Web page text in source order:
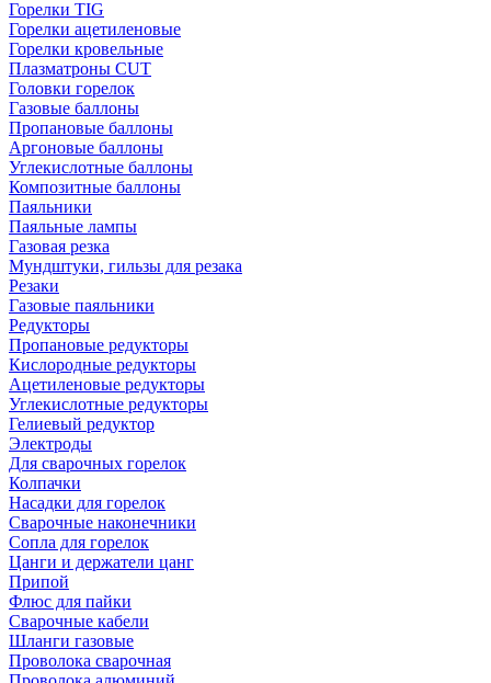
Горелки TIG
Горелки ацетиленовые
Горелки кровельные
Плазматроны CUT
Головки горелок
Газовые баллоны
Пропановые баллоны
Аргоновые баллоны
Углекислотные баллоны
Композитные баллоны
Паяльники
Паяльные лампы
Газовая резка
Мундштуки, гильзы для резака
Резаки
Газовые паяльники
Редукторы
Пропановые редукторы
Кислородные редукторы
Ацетиленовые редукторы
Углекислотные редукторы
Гелиевый редуктор
Электроды
Для сварочных горелок
Колпачки
Насадки для горелок
Сварочные наконечники
Сопла для горелок
Цанги и держатели цанг
Припой
Флюс для пайки
Сварочные кабели
Шланги газовые
Проволока сварочная